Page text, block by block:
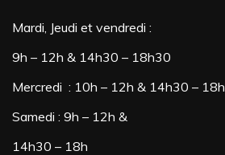
Mardi, Jeudi et vendredi :
9h – 12h & 14h30 – 18h30
Mercredi : 10h – 12h & 14h30 – 18h
Samedi : 9h – 12h &
14h30 – 18h